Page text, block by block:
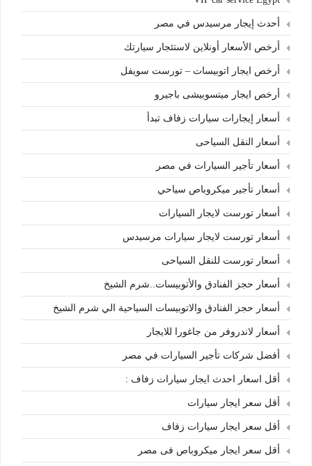
أحدث إيجار مرسيدس في مصر
أرخص الأسعار أونلاين لاستئجار سيارتك
أرخص ايجار اتوبيسات – تورست سويفل
أرخص ايجار ميتسوبيشى باجيرو
أسعار إيجارات سيارات زفاف تبدأ
أسعار النقل السياحى
أسعار تأجير السيارات في مصر
أسعار تأجير ميكروباص سياحي
أسعار تورست لايجار السيارات
أسعار تورست لايجار سيارات مرسيدس
أسعار تورست للنقل السياحى
أسعار حجز الفنادق والأتوبيسات..شرم الشيخ
أسعار حجز الفنادق والاتوبيسات السياحية الي شرم الشيخ
أسعار لاندروفر من جاغورا للايجار
أفضل شركات تأجير السيارات في مصر
أقل اسعار احدث ايجار سيارات زفاف :
أقل سعر ايجار سيارات
أقل سعر ايجار سيارات زفاف
أقل سعر ايجار ميكروباص فى مصر